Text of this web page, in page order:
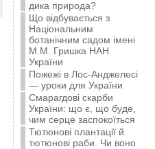
дика природа?
Що відбувається з
Національним
ботанічним садом імені
М.М. Гришка НАН
України
Пожежі в Лос-Анджелесі
— уроки для України
Смарагдові скарби
України: що є, що буде,
чим серце заспокоїться
Тютюнові плантації й
тютюнові раби. Чи воно